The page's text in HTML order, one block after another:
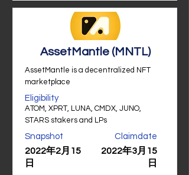
AssetMantle (MNTL)
AssetMantle is a decentralized NFT
marketplace
Eligibility
ATOM, XPRT, LUNA, CMDX, JUNO,
STARS stakers and LPs
Snapshot
2022年2月15
日
Claimdate
2022年3月15
日